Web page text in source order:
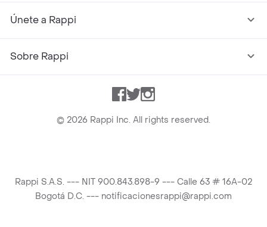
Únete a Rappi
Sobre Rappi
Facebook
TwitterInstagram
© 2026 Rappi Inc. All rights reserved.
Rappi S.A.S. --- NIT 900.843.898-9 --- Calle 63 # 16A-02
Bogotá D.C. --- notificacionesrappi@rappi.com